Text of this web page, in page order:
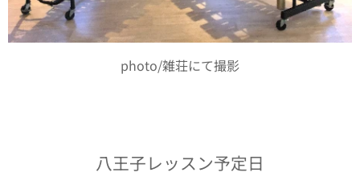
photo/雑荘にて撮影
八王子レッスン予定日